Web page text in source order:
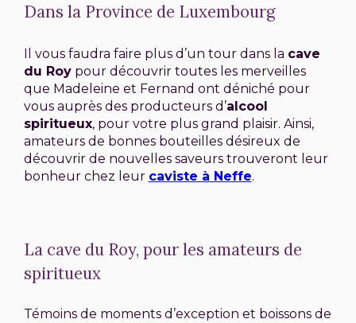
Dans la Province de Luxembourg
Il vous faudra faire plus d’un tour dans la cave
du Roypour découvrir toutes les merveilles
que Madeleine et Fernand ont déniché pour
vous auprès des producteurs d’alcool
spiritueux, pour votre plus grand plaisir. Ainsi,
amateurs de bonnes bouteilles désireux de
découvrir de nouvelles saveurs trouveront leur
bonheur chez leur caviste à Neffe.
La cave du Roy, pour les amateurs de
spiritueux
Témoins de moments d’exception et boissons de